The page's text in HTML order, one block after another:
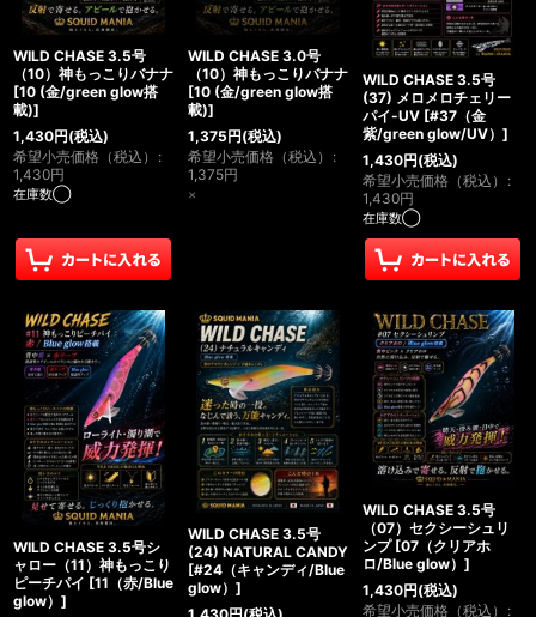
WILD CHASE 3.5号
（10）神もっこりバナナ
[10 (金/green glow搭
載)]
1,430円(税込)
希望小売価格（税込） :
1,430円
在庫数◯
WILD CHASE 3.0号
（10）神もっこりバナナ
[10 (金/green glow搭
載)]
1,375円(税込)
希望小売価格（税込） :
1,375円
×
WILD CHASE 3.5号
(37) メロメロチェリー
パイ-UV [#37（金
紫/green glow/UV） ]
1,430円(税込)
希望小売価格（税込） :
1,430円
在庫数◯
WILD CHASE 3.5号シ
ャロー（11）神もっこり
ピーチパイ [11（赤/Blue
glow） ]
WILD CHASE 3.5号
(24) NATURAL CANDY
[#24（キャンディ/Blue
glow） ]
WILD CHASE 3.5号
（07）セクシーシュリ
ンプ [07（クリアホ
ロ/Blue glow） ]
1,430円(税込)
希望小売価格（税込） :